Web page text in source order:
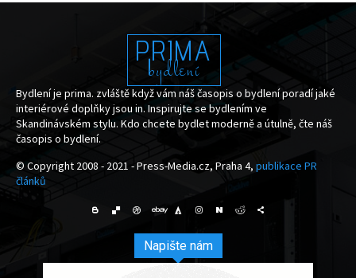
PRIMA
bydlení
Bydlení je prima. zvláště když vám náš časopis o bydlení poradí jaké
interiérové doplňky jsou in. Inspirujte se bydlením ve
Skandinávském stylu. Kdo chcete bydlet moderně a útulně, čte náš
časopis o bydlení.
© Copyright 2008 - 2021 - Press-Media.cz, Praha 4, publikace PR
článků
Napište nám